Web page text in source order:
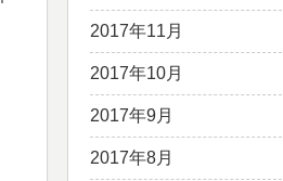
2017年11月
2017年10月
2017年9月
2017年8月